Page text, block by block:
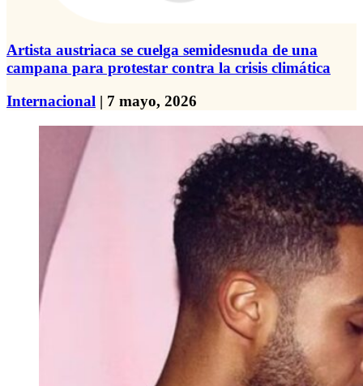
Artista austriaca se cuelga semidesnuda de una
campana para protestar contra la crisis climática
Internacional | 7 mayo, 2026